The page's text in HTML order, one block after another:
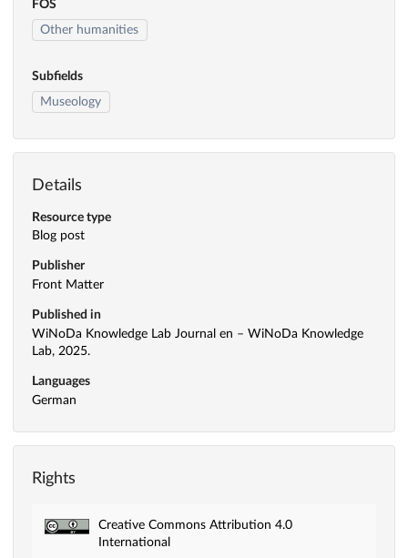
FOS
Other humanities
Subfields
Museology
Details
Resource type
Blog post
Publisher
Front Matter
Published in
WiNoDa Knowledge Lab Journal en – WiNoDa Knowledge
Lab, 2025.
Languages
German
Rights
Creative Commons Attribution 4.0
International